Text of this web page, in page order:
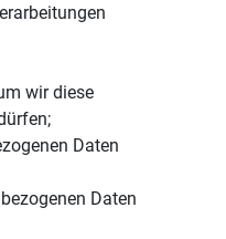
wir diese
Daten
Daten